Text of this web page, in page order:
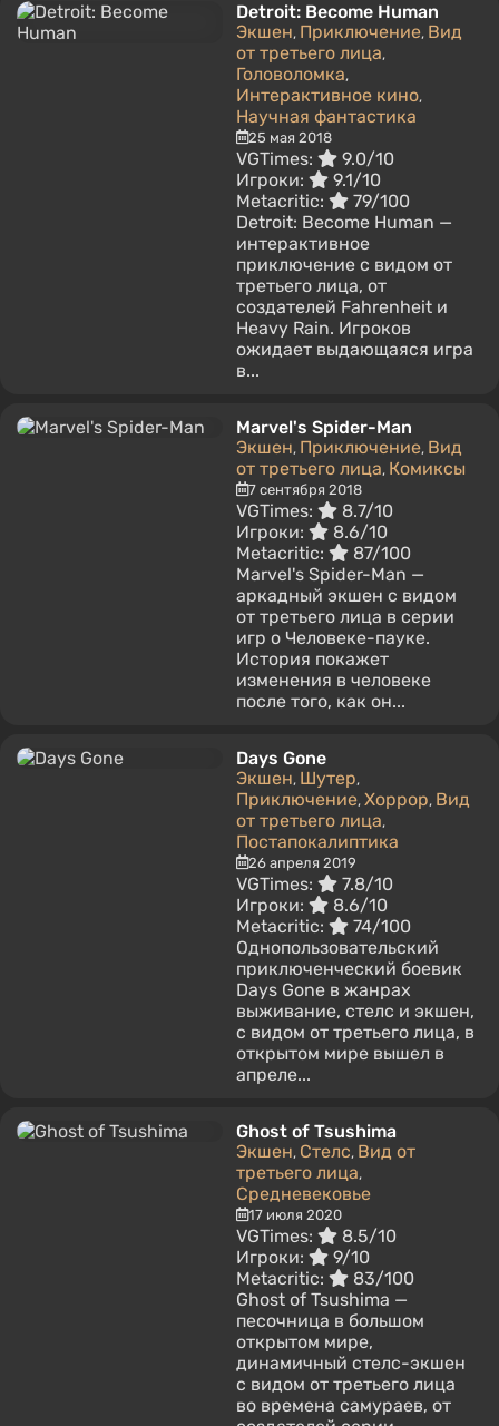
Detroit: Become Human
Экшен, Приключение, Вид
от третьего лица,
Головоломка,
Интерактивное кино,
Научная фантастика
25 мая 2018
VGTimes:
9.0/10
Игроки:
9.1/10
Metacritic:
79/100
Detroit: Become Human —
интерактивное
приключение с видом от
третьего лица, от
создателей Fahrenheit и
Heavy Rain. Игроков
ожидает выдающаяся игра
в...
Marvel's Spider-Man
Экшен, Приключение, Вид
от третьего лица, Комиксы
7 сентября 2018
VGTimes:
8.7/10
Игроки:
8.6/10
Metacritic:
87/100
Marvel's Spider-Man —
аркадный экшен с видом
от третьего лица в серии
игр о Человеке-пауке.
История покажет
изменения в человеке
после того, как он...
Days Gone
Экшен, Шутер,
Приключение, Хоррор, Вид
от третьего лица,
Постапокалиптика
26 апреля 2019
VGTimes:
7.8/10
Игроки:
8.6/10
Metacritic:
74/100
Однопользовательский
приключенческий боевик
Days Gone в жанрах
выживание, стелс и экшен,
с видом от третьего лица, в
открытом мире вышел в
апреле...
Ghost of Tsushima
Экшен, Стелс, Вид от
третьего лица,
Средневековье
17 июля 2020
VGTimes:
8.5/10
Игроки:
9/10
Metacritic:
83/100
Ghost of Tsushima —
песочница в большом
открытом мире,
динамичный стелс-экшен
с видом от третьего лица
во времена самураев, от